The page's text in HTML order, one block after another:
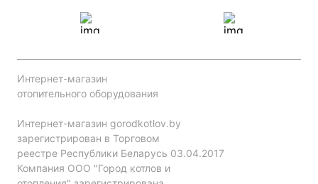
Интернет-магазин
отопительного оборудования
Интернет-магазин gorodkotlov.by
зарегистрирован в Торговом
реестре Республики Беларусь 03.04.2017
Компания ООО "Город котлов и